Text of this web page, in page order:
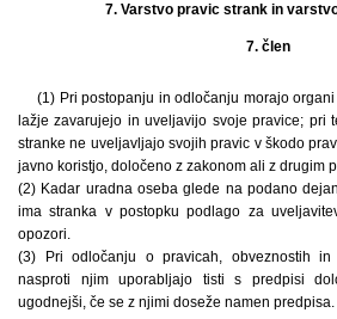
7. Varstvo pravic strank in
7. člen
(1) Pri postopanju in odločanju morajo
lažje zavarujejo in uveljavijo svoje pravice; pri
stranke ne uveljavljajo svojih pravic v škodo
javno koristjo, določeno z zakonom ali z drugim
(2) Kadar uradna oseba glede na podano
ima stranka v postopku podlago za
opozori.
(3) Pri odločanju o pravicah, obveznostih
nasproti njim uporabljajo tisti s predpisi
ugodnejši, če se z njimi doseže namen predpisa.